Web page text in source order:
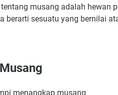
musang adalah hewan
berarti sesuatu yang bernilai
menangkap musang